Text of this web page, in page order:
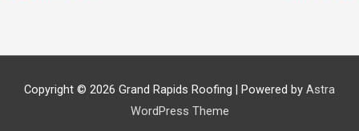
Copyright © 2026 Grand Rapids Roofing | Powered by Astra
WordPress Theme